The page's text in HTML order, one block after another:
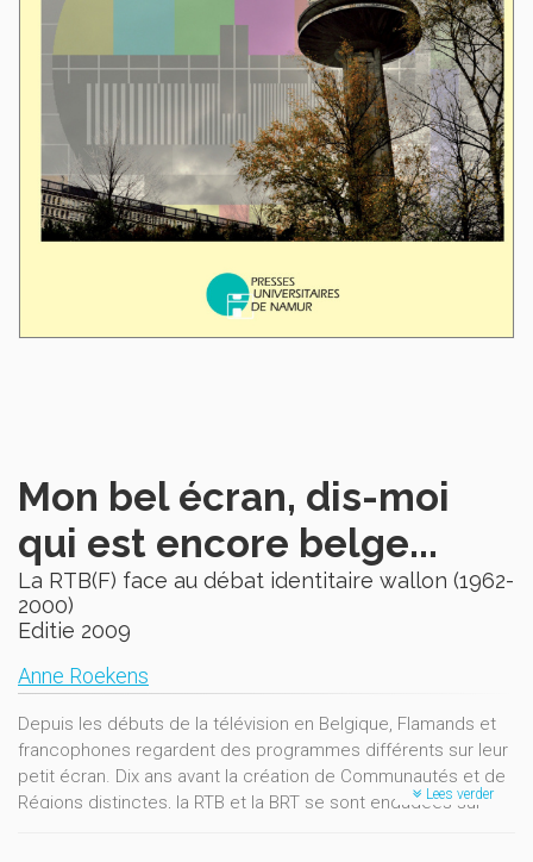
Mon bel écran, dis-moi
qui est encore belge...
La RTB(F) face au débat identitaire wallon (1962-
2000)
Editie 2009
Anne Roekens
Depuis les débuts de la télévision en Belgique, Flamands et
francophones regardent des programmes différents sur leur
petit écran. Dix ans avant la création de Communautés et de
Régions distinctes, la RTB et la BRT se sont engagées sur
Lees verder